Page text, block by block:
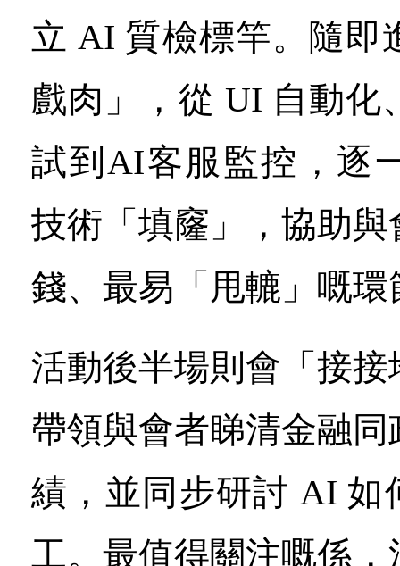
立 AI 質檢標竿。隨即
戲肉」，從 UI 自動化
試到AI客服監控，逐
技術「填窿」，協助
錢、最易「甩轆」嘅
活動後半場則會「接
帶領與會者睇清金融
績，並同步研討 AI 如
工。最值得關注嘅係